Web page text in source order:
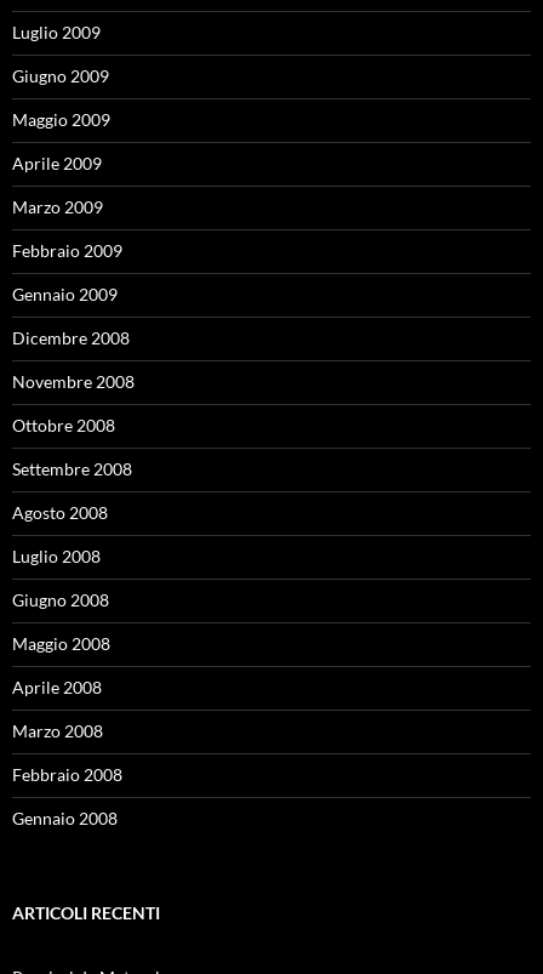
Luglio 2009
Giugno 2009
Maggio 2009
Aprile 2009
Marzo 2009
Febbraio 2009
Gennaio 2009
Dicembre 2008
Novembre 2008
Ottobre 2008
Settembre 2008
Agosto 2008
Luglio 2008
Giugno 2008
Maggio 2008
Aprile 2008
Marzo 2008
Febbraio 2008
Gennaio 2008
ARTICOLI RECENTI